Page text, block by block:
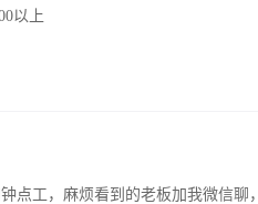
以上
点工，麻烦看到的老板加我微信聊，